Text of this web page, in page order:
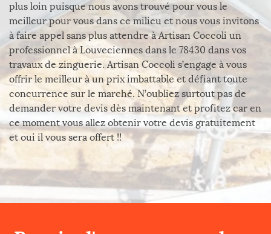
plus loin puisque nous avons trouvé pour vous le
meilleur pour vous dans ce milieu et nous vous invitons
à faire appel sans plus attendre à Artisan Coccoli un
professionnel à Louveciennes dans le 78430 dans vos
travaux de zinguerie. Artisan Coccoli s’engage à vous
offrir le meilleur à un prix imbattable et défiant toute
concurrence sur le marché. N’oubliez surtout pas de
demander votre devis dès maintenant et profitez car en
ce moment vous allez obtenir votre devis gratuitement
et oui il vous sera offert !!